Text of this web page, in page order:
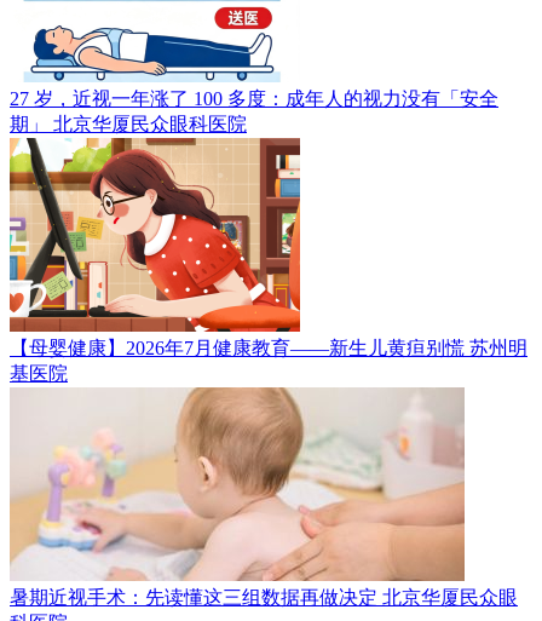
27 岁，近视一年涨了 100 多度：成年人的视力没有「安全
期」 北京华厦民众眼科医院
【母婴健康】2026年7月健康教育——新生儿黄疸别慌 苏州明
基医院
暑期近视手术：先读懂这三组数据再做决定 北京华厦民众眼